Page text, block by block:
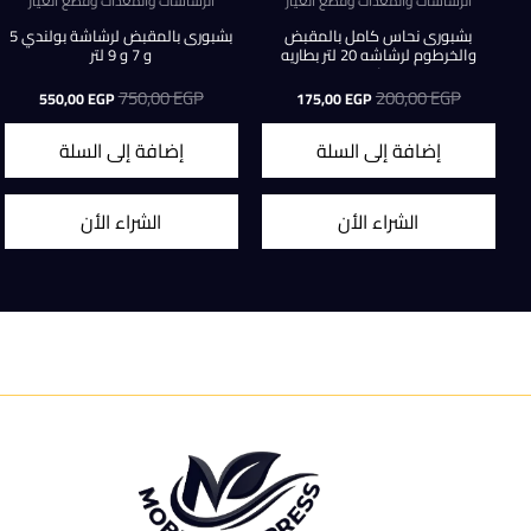
بشبورى نحاس كامل بالمقبض
والخرطوم لرشاشه 20 لتر بطاريه
وعاديه
200,00EGP السعر
الأصلي
هو:
200,00 EGP.
175,00EGP
هو:
إضافة إلى السلة
الشراء الأن
بشبورى بالمقبض لرشاشة بولندي 5
و 7 و 9 لتر
750,00EGP السعر
الأصلي
هو:
750,00 EGP.
550,00EGP السعر
الحالي
هو:
إضافة إلى السلة
الشراء الأن